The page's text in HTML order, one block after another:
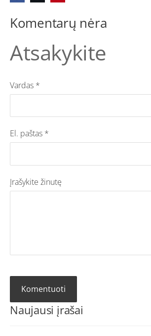
Naujausi įrašai
Komentarų nėra
Atsakykite
Vardas *
El. paštas *
Įrašykite žinutę